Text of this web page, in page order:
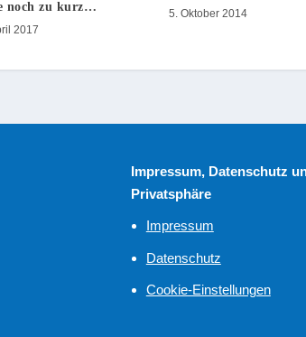
noch zu kurz…
2017
5. Oktober 2014
Impressum, Datenschutz
Privatsphäre
Impressum
Datenschutz
Cookie-Einstellungen